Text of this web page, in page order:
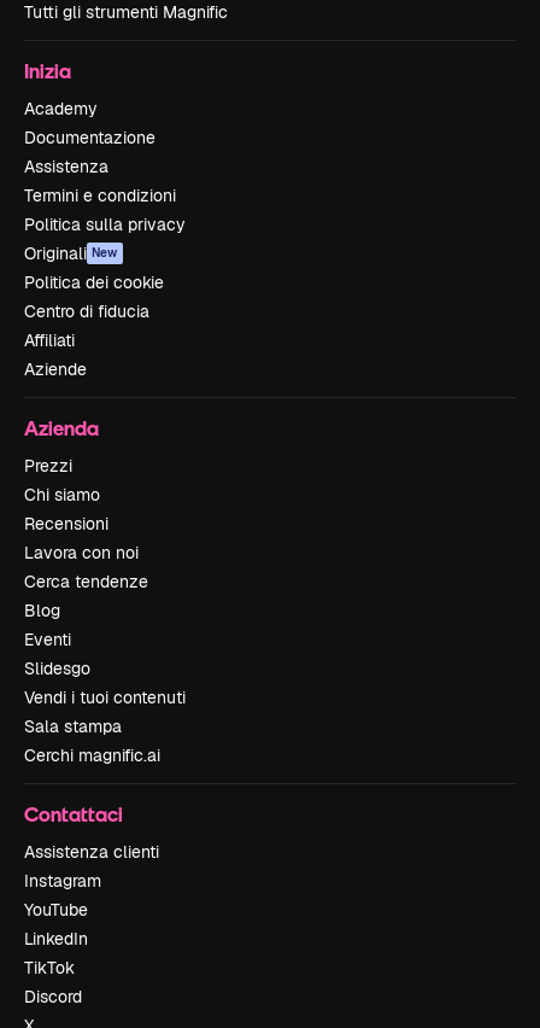
Tutti gli strumenti Magnific
Inizia
Academy
Documentazione
Assistenza
Termini e condizioni
Politica sulla privacy
Originali New
Politica dei cookie
Centro di fiducia
Affiliati
Aziende
Azienda
Prezzi
Chi siamo
Recensioni
Lavora con noi
Cerca tendenze
Blog
Eventi
Slidesgo
Vendi i tuoi contenuti
Sala stampa
Cerchi magnific.ai
Contattaci
Assistenza clienti
Instagram
YouTube
LinkedIn
TikTok
Discord